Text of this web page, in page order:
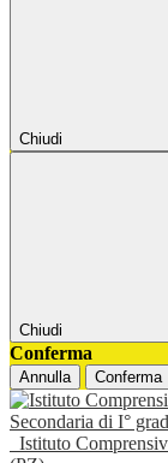
Chiudi
Chiudi
Conferma
Annulla Conferma
Istituto